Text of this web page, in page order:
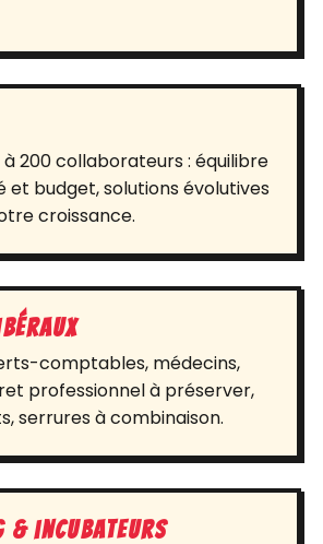
à 200 collaborateurs : équilibre
et budget, solutions évolutives
croissance.
comptables, médecins,
professionnel à préserver,
serrures à combinaison.
& incubateurs